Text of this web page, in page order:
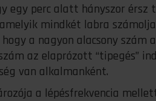
perc alatt hányszor érsz
mindkét labra
a nagyon alacsony szám
az elaprózott “tipegés”
van alkalmanként.
a lépésfrekvencia